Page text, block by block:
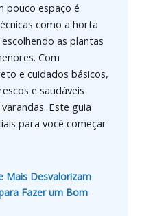
pouco espaço é
como a horta
as plantas
Com
e cuidados básicos,
e saudáveis
Este guia
para você começar
Mais Desvalorizam
Fazer um Bom